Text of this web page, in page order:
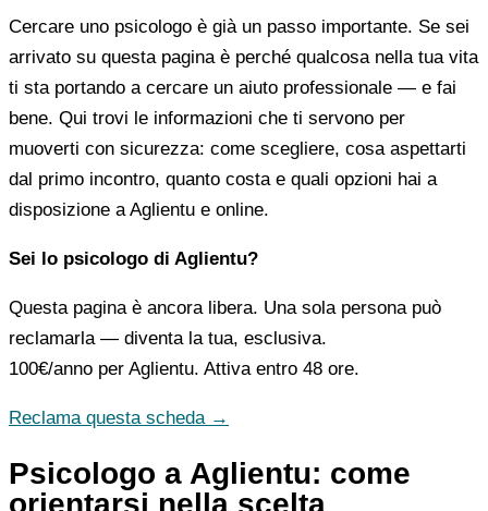
Cercare uno psicologo è già un passo importante. Se sei
arrivato su questa pagina è perché qualcosa nella tua vita
ti sta portando a cercare un aiuto professionale — e fai
bene. Qui trovi le informazioni che ti servono per
muoverti con sicurezza: come scegliere, cosa aspettarti
dal primo incontro, quanto costa e quali opzioni hai a
disposizione a Aglientu e online.
Sei lo psicologo di Aglientu?
Questa pagina è ancora libera. Una sola persona può
reclamarla — diventa la tua, esclusiva.
100€/anno per Aglientu. Attiva entro 48 ore.
Reclama questa scheda →
Psicologo a Aglientu: come
orientarsi nella scelta